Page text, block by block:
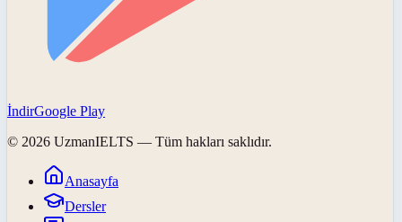
İndirGoogle Play
© 2026 UzmanIELTS — Tüm hakları saklıdır.
Anasayfa
Dersler